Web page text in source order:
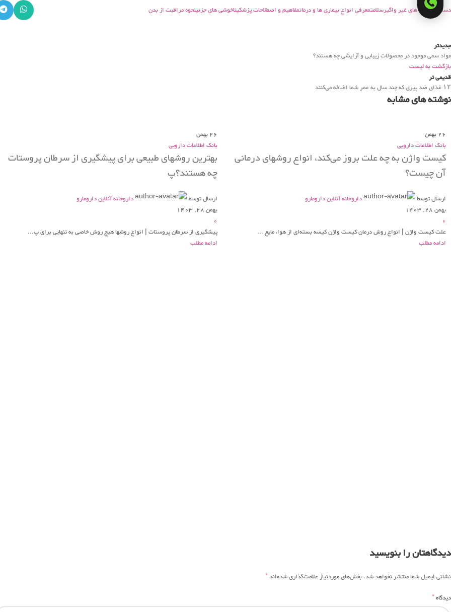
دسته: بیماری های غیر واگیرسلامتمعرفی انواع بیماری ها و درمانمفاهیم و اصطلاحات پزشکیناخوشی های جزئینحوه مراقبت از بدن
جدیدتر
مواد سمی موجود در محصولات زیبایی و آرایشی چه هستند؟
بازگشت به لیست
قدیمی تر
۱۲ غذای ضد پیری که چند سال به عمر شما اضافه می‌کنند
نوشته های مشابه
26بهمن
بانک اطلاعات دارویی
کیست واژن به چه علت بروز می‌کند، انواع روشهای درمانی
آن چیست؟
ارسال توسط
داروخانه آنلاین دارومارو
بهمن 28, 1403
0
علت کیست واژن | انواع روش درمان کیست واژن کیسه بسته‌ای از هوا، مایع ...
ادامه مطلب
26 بهمن
بانک اطلاعات دارویی
بهترین روشهای طبیعی برای پیشگیری از سرطان پروستات
چه هستند؟پ
ارسال توسط
داروخانه آنلاین دارومارو
بهمن 28, 1403
0
پیشگیری از سرطان پروستات | انواع روشها هیچ روش خاصی به تنهایی برای پ...
ادامه مطلب
دیدگاهتان را بنویسید
نشانی ایمیل شما منتشر نخواهد شد.بخش‌های موردنیاز علامت‌گذاری شده‌اند*
دیدگاه*